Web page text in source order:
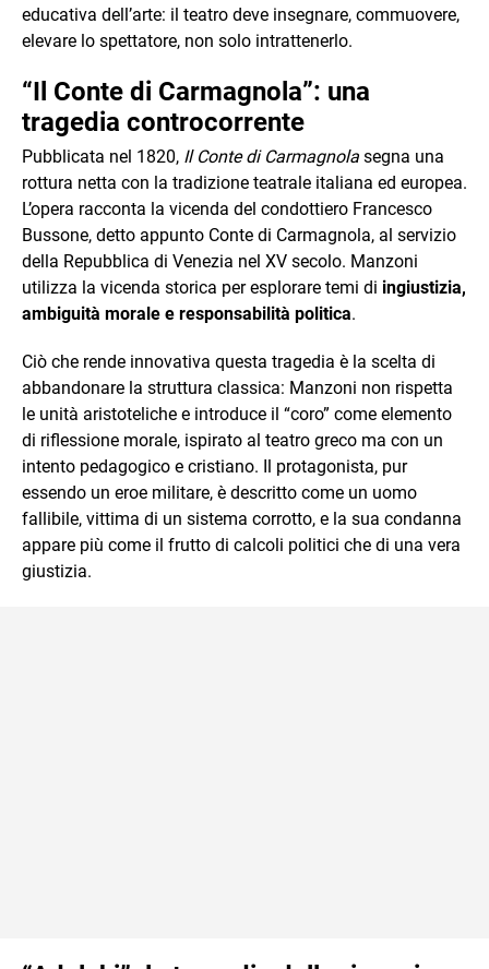
educativa dell’arte: il teatro deve insegnare, commuovere,
elevare lo spettatore, non solo intrattenerlo.
“Il Conte di Carmagnola”: una
tragedia controcorrente
Pubblicata nel 1820, Il Conte di Carmagnola segna una
rottura netta con la tradizione teatrale italiana ed europea.
L’opera racconta la vicenda del condottiero Francesco
Bussone, detto appunto Conte di Carmagnola, al servizio
della Repubblica di Venezia nel XV secolo. Manzoni
utilizza la vicenda storica per esplorare temi di ingiustizia,
ambiguità morale e responsabilità politica.
Ciò che rende innovativa questa tragedia è la scelta di
abbandonare la struttura classica: Manzoni non rispetta
le unità aristoteliche e introduce il “coro” come elemento
di riflessione morale, ispirato al teatro greco ma con un
intento pedagogico e cristiano. Il protagonista, pur
essendo un eroe militare, è descritto come un uomo
fallibile, vittima di un sistema corrotto, e la sua condanna
appare più come il frutto di calcoli politici che di una vera
giustizia.